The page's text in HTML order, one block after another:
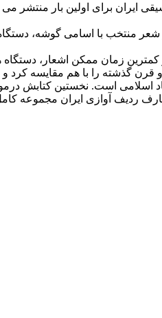
ایران برای اولین بار منتشر
زمان ممکن اشعار،
گذشته را با هم مقایسه کرد و
المعارف ردیف آوازی ایران